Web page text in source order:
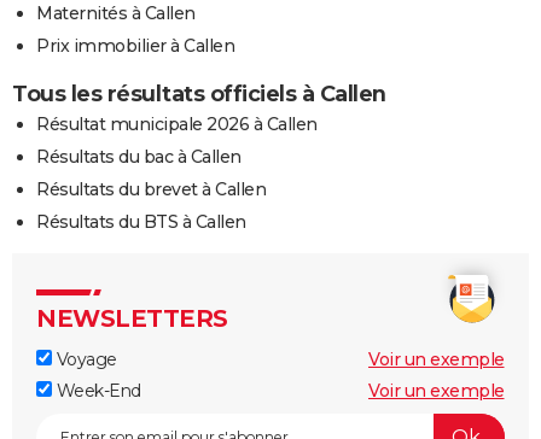
Maternités à Callen
Prix immobilier à Callen
Tous les résultats officiels à Callen
Résultat municipale 2026 à Callen
Résultats du bac à Callen
Résultats du brevet à Callen
Résultats du BTS à Callen
NEWSLETTERS
Voyage
Voir un exemple
Week-End
Voir un exemple